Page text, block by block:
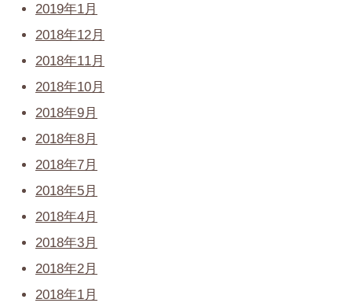
2019年1月
2018年12月
2018年11月
2018年10月
2018年9月
2018年8月
2018年7月
2018年5月
2018年4月
2018年3月
2018年2月
2018年1月